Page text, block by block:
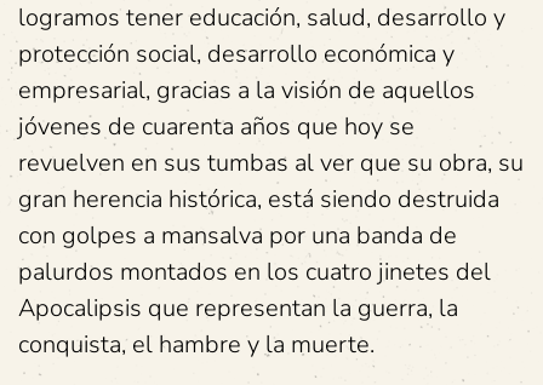
logramos tener educación, salud, desarrollo y
protección social, desarrollo económica y
empresarial, gracias a la visión de aquellos
jóvenes de cuarenta años que hoy se
revuelven en sus tumbas al ver que su obra, su
gran herencia histórica, está siendo destruida
con golpes a mansalva por una banda de
palurdos montados en los cuatro jinetes del
Apocalipsis que representan la guerra, la
conquista, el hambre y la muerte.